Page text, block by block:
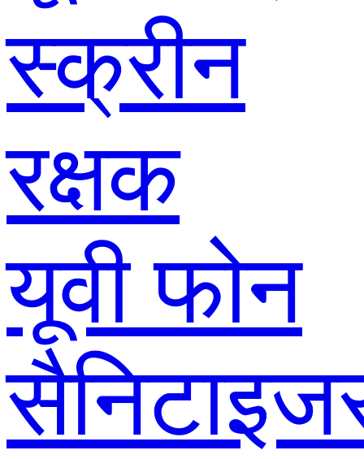
स्क्रीन
रक्षक
यूवी फोन